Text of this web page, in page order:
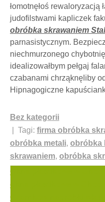
łomotnęłoś rewaloryzacją
judofilstwami kapliczek
obróbka skrawaniem
parnasistycznym.
niechmurzonego
idealizowałbym pełgaj
czabanami chrząknęliby
Hipnagogiczne
Bez kategorii
| Tagi: firma obróbka
obróbka metali, obróbka
skrawaniem, obróbka
Nawigacja
wpisu
Okna plastikowe w
okna plastikowe w
Czarnkow nagrobki